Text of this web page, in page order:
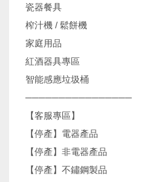
瓷器餐具
榨汁機 / 鬆餅機
家庭用品
紅酒器具專區
智能感應垃圾桶
────────────────
【客服專區】
【停產】電器產品
【停產】非電器產品
【停產】不鏽鋼製品